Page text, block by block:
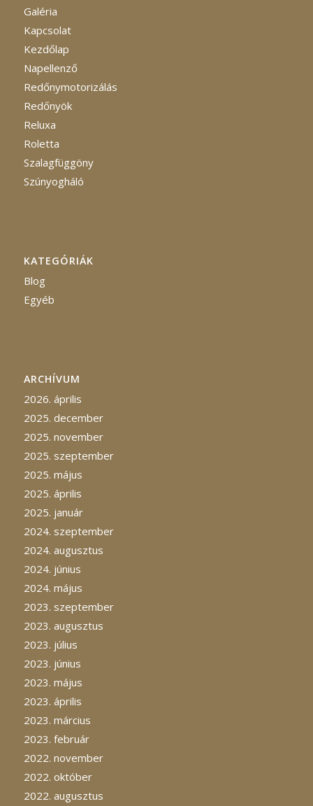
Galéria
Kapcsolat
Kezdőlap
Napellenző
Redőnymotorizálás
Redőnyök
Reluxa
Roletta
Szalagfüggöny
Szúnyogháló
KATEGÓRIÁK
Blog
Egyéb
ARCHÍVUM
2026. április
2025. december
2025. november
2025. szeptember
2025. május
2025. április
2025. január
2024. szeptember
2024. augusztus
2024. június
2024. május
2023. szeptember
2023. augusztus
2023. július
2023. június
2023. május
2023. április
2023. március
2023. február
2022. november
2022. október
2022. augusztus